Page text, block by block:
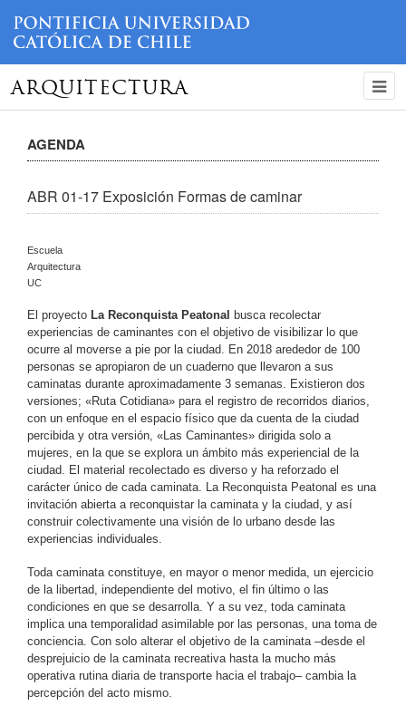
ARQUITECTURA
AGENDA
ABR 01-17 Exposición Formas de caminar
Escuela
Arquitectura
UC
El proyecto La Reconquista Peatonal
busca recolectar
experiencias de caminantes con el objetivo de visibilizar lo que
ocurre al moverse a pie por la ciudad. En 2018 arededor de 100
personas se apropiaron de un cuaderno que llevaron a sus
caminatas durante aproximadamente 3 semanas. Existieron dos
versiones; «Ruta Cotidiana» para el registro de recorridos diarios,
con un enfoque en el espacio físico que da cuenta de la ciudad
percibida y otra versión, «Las Caminantes» dirigida solo a
mujeres, en la que se explora un ámbito más experiencial de la
ciudad. El material recolectado es diverso y ha reforzado el
carácter único de cada caminata. La Reconquista Peatonal es una
invitación abierta a reconquistar la caminata y la ciudad, y así
construir colectivamente una visión de lo urbano desde las
experiencias individuales.
Toda caminata constituye, en mayor o menor medida, un ejercicio
de la libertad, independiente del motivo, el fin último o las
condiciones en que se desarrolla. Y a su vez, toda caminata
implica una temporalidad asimilable por las personas, una toma de
conciencia. Con solo alterar el objetivo de la caminata –desde el
desprejuicio de la caminata recreativa hasta la mucho más
operativa rutina diaria de transporte hacia el trabajo– cambia la
percepción del acto mismo.